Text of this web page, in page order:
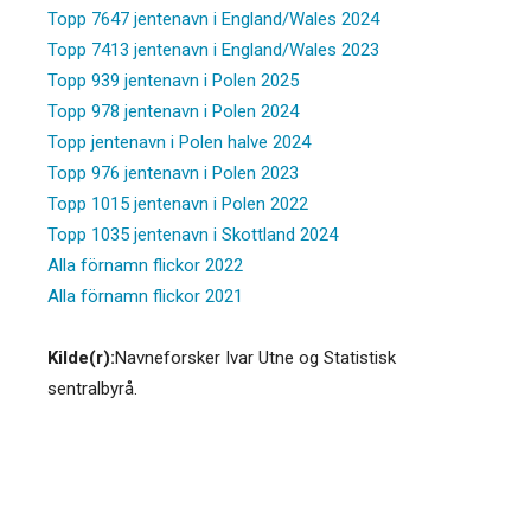
Topp 7647 jentenavn i England/Wales 2024
Topp 7413 jentenavn i England/Wales 2023
Topp 939 jentenavn i Polen 2025
Topp 978 jentenavn i Polen 2024
Topp jentenavn i Polen halve 2024
Topp 976 jentenavn i Polen 2023
Topp 1015 jentenavn i Polen 2022
Topp 1035 jentenavn i Skottland 2024
Alla förnamn flickor 2022
Alla förnamn flickor 2021
Kilde(r):Navneforsker Ivar Utne og Statistisk
sentralbyrå.